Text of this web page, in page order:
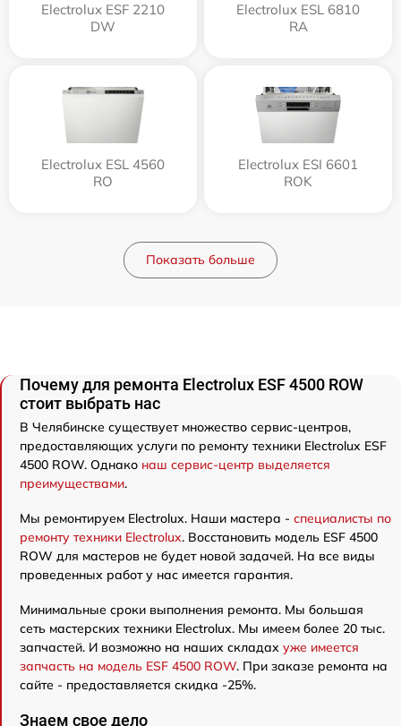
Electrolux ESF 2210
DW
Electrolux ESL 6810
RA
Electrolux ESL 4560
RO
Electrolux ESI 6601
ROK
Показать больше
Почему для ремонта Electrolux ESF 4500 ROW
стоит выбрать нас
В Челябинске существует множество сервис-центров,
предоставляющих услуги по ремонту техники Electrolux ESF
4500 ROW. Однако наш сервис-центр выделяется
преимуществами.
Мы ремонтируем Electrolux. Наши мастера - специалисты по
ремонту техники Electrolux. Восстановить модель ESF 4500
ROW для мастеров не будет новой задачей. На все виды
проведенных работ у нас имеется гарантия.
Минимальные сроки выполнения ремонта. Мы большая
сеть мастерских техники Electrolux. Мы имеем более 20 тыс.
запчастей. И возможно на наших складах уже имеется
запчасть на модель ESF 4500 ROW. При заказе ремонта на
сайте - предоставляется скидка -25%.
Знаем свое дело